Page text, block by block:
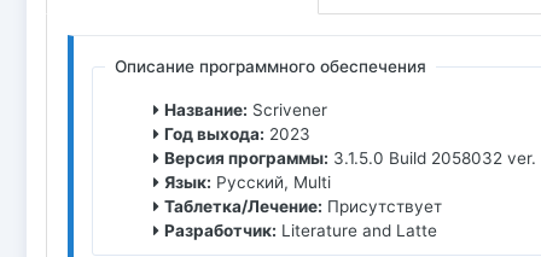
Описание программного обеспечения
Название: Scrivener
Год выхода: 2023
Версия программы: 3.1.5.0 Build 2058032 ver.
Язык: Русский, Multi
Таблетка/Лечение: Присутствует
Разработчик: Literature and Latte